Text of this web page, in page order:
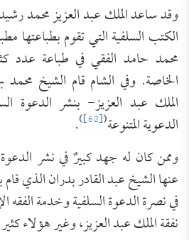
وقد ساعد الملك عبد العزيز محمد
الكتب السلفية التي تقوم بطباعتها
محمد حامد الفقي في طباعة عدد
الخاصة. وفي الشام قام الشيخ
الملك عبد العزيز- بنشر الدعوة
الدعوية المتنوعة(
[62]
)
.
وممن كان له جهد كبيرٌ في نشر
عنها الشيخ عبد القادر بدران الذي
في نصرة الدعوة السلفية وخدمة الفقه
نفقة الملك عبد العزيز، وغير هؤلاء